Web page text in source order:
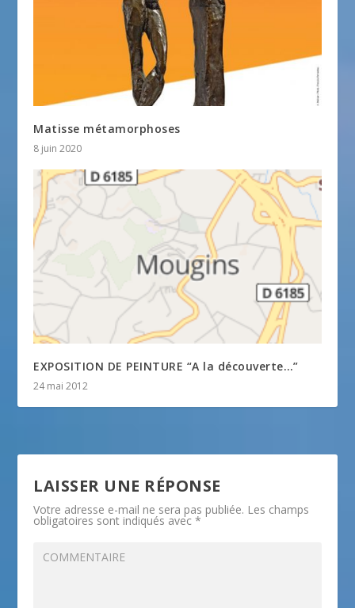
Matisse métamorphoses
8 juin 2020
EXPOSITION DE PEINTURE “A la découverte…”
24 mai 2012
LAISSER UNE RÉPONSE
Votre adresse e-mail ne sera pas publiée. Les champs
obligatoires sont indiqués avec*